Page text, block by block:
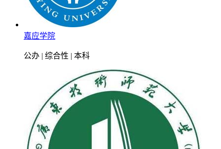
嘉应学院
公办 | 综合性 | 本科